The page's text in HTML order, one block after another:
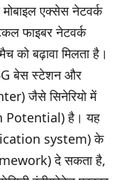
एक्सेस नेटवर्क
फाइबर नेटवर्क
बढ़ावा मिलता है।
6G बेस स्टेशन और
जैसे सिनेरियो में
Potential) है। यह
system) के
दे सकता है,